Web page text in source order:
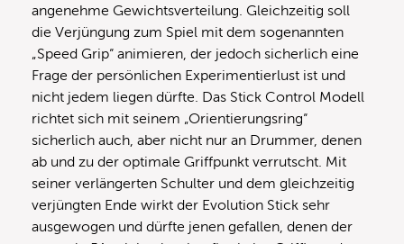
angenehme Gewichtsverteilung. Gleichzeitig soll
die Verjüngung zum Spiel mit dem sogenannten
„Speed Grip“ animieren, der jedoch sicherlich eine
Frage der persönlichen Experimentierlust ist und
nicht jedem liegen dürfte. Das Stick Control Modell
richtet sich mit seinem „Orientierungsring“
sicherlich auch, aber nicht nur an Drummer, denen
ab und zu der optimale Griffpunkt verrutscht. Mit
seiner verlängerten Schulter und dem gleichzeitig
verjüngten Ende wirkt der Evolution Stick sehr
ausgewogen und dürfte jenen gefallen, denen der